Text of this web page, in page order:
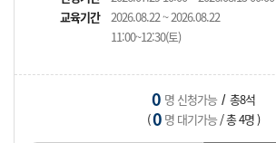
교육기간
2026.08.22 ~ 2026.08.22
11:00~12:30(토)
0 명 신청가능 / 총8석
(0 명 대기가능/ 총 4명 )